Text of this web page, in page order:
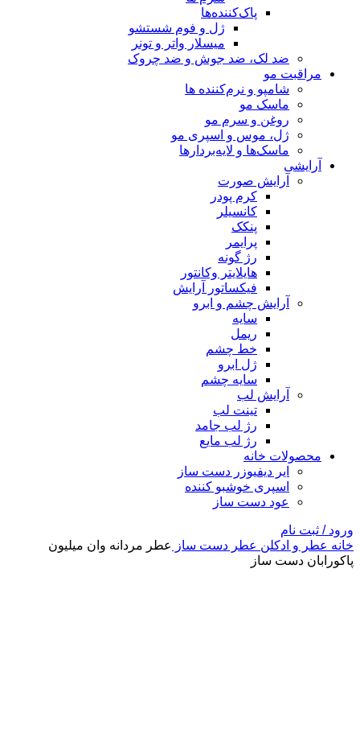
پاک‌کننده‌ها
ژل و فوم شستشو
میسلار واتر و تونر
ضد لک، ضد جوش و ضد چروک
مراقبت مو
شامپو و نرم‌کننده ها
ماسک مو
روغن و سرم مو
ژل، موس و اسپری مو
ماسک‌ها و لایه‌بردارها
آرایشی
آرایش صورت
کرم پودر
کانسیلر
پنکک
پرایمر
رژ گونه
هایلایتر وکانتور
فیکساتور آرایش
آرایش چشم و ابرو
سایه
ریمل
خط چشم
ژل ابرو
سایه چشم
آرایش لب
تینت لب
رژ لب جامد
رژ لب مایع
محصولات خانه
ایر دیفیوزر دست ساز
اسپری خوشبو کننده
عود دست ساز
ورود / ثبت نام
خانه عطر و ادکلن عطر دست ساز عطر مردانه وان میلیون
پاکورابان دست ساز